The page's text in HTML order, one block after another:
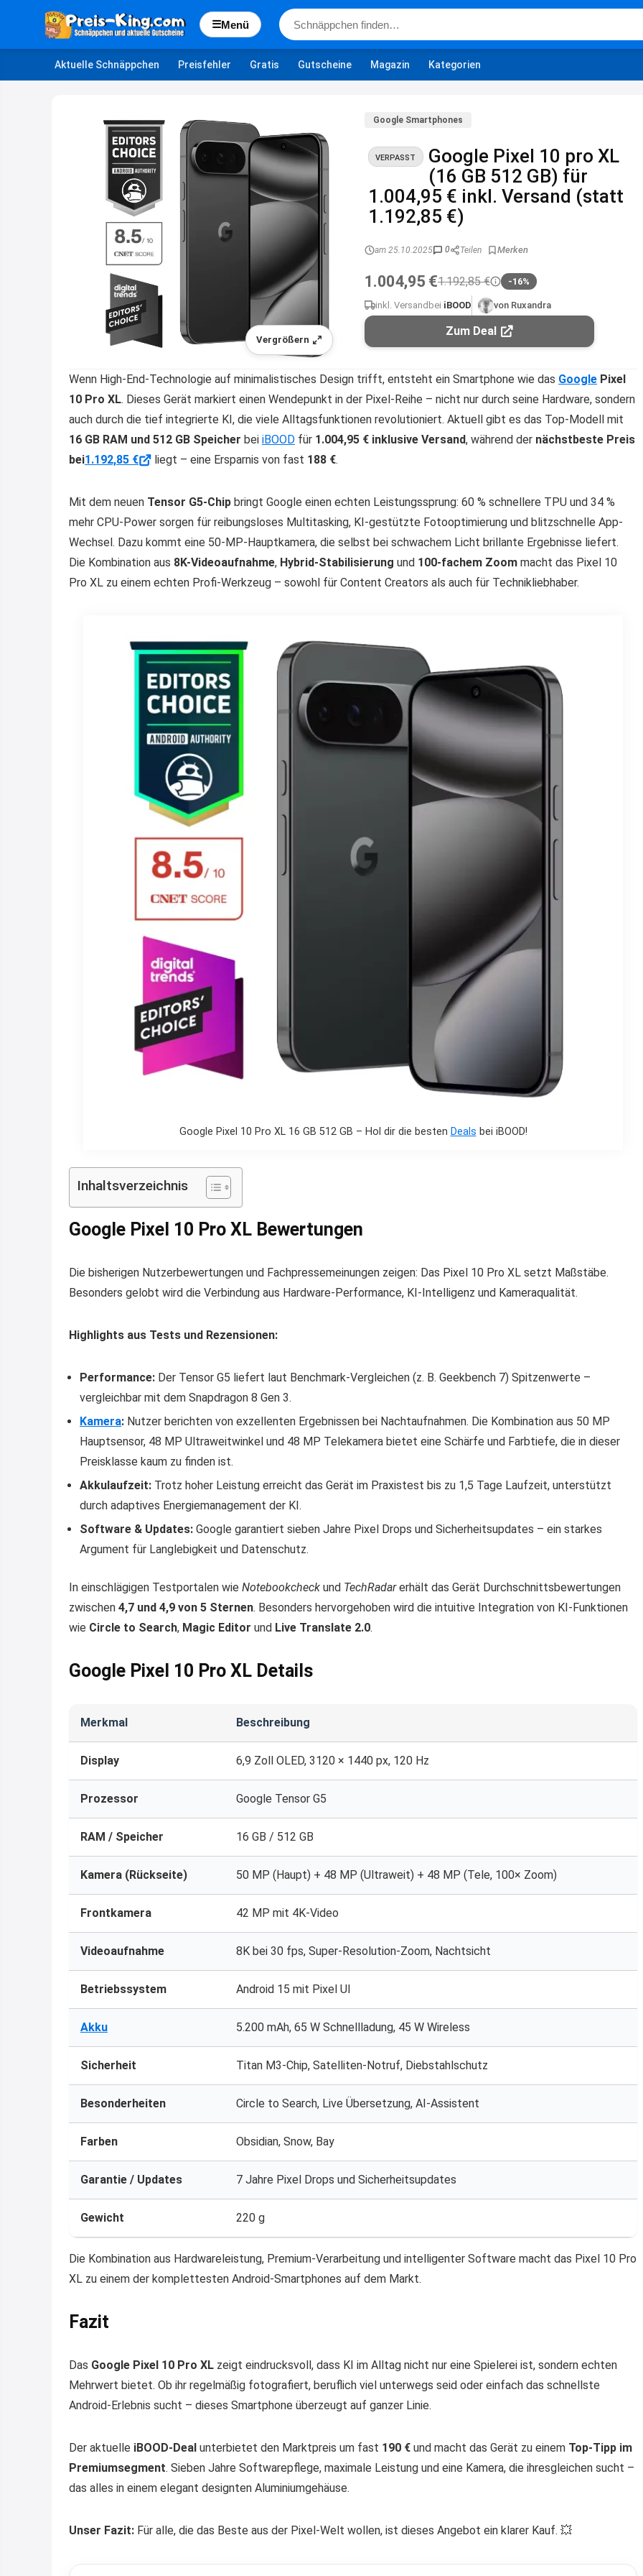
☰Menü
Aktuelle Schnäppchen Preisfehler Gratis Gutscheine Magazin Kategorien
Vergrößern
Google Smartphones
VERPASST
Google Pixel 10 pro XL
(16 GB 512 GB) für
1.004,95 € inkl. Versand (statt
1.192,85 €)
am 25.10.2025 0 Teilen
1.004,95 €1.192,85 € -16%
inkl. Versand bei iBOOD von Ruxandra
Zum Deal
Wenn High-End-Technologie auf minimalistisches Design trifft, entsteht ein Smartphone wie das Google Pixel
10 Pro XL. Dieses Gerät markiert einen Wendepunkt in der Pixel-Reihe – nicht nur durch seine Hardware, sondern
auch durch die tief integrierte KI, die viele Alltagsfunktionen revolutioniert. Aktuell gibt es das Top-Modell mit
16 GB RAM und 512 GB Speicher bei iBOOD für 1.004,95 € inklusive Versand, während der nächstbeste Preis
bei1.192,85 € liegt – eine Ersparnis von fast 188 €.
Mit dem neuen Tensor G5-Chip bringt Google einen echten Leistungssprung: 60 % schnellere TPU und 34 %
mehr CPU-Power sorgen für reibungsloses Multitasking, KI-gestützte Fotooptimierung und blitzschnelle App-
Wechsel. Dazu kommt eine 50-MP-Hauptkamera, die selbst bei schwachem Licht brillante Ergebnisse liefert.
Die Kombination aus 8K-Videoaufnahme, Hybrid-Stabilisierung und 100-fachem Zoom macht das Pixel 10
Pro XL zu einem echten Profi-Werkzeug – sowohl für Content Creators als auch für Technikliebhaber.
Google Pixel 10 Pro XL 16 GB 512 GB – Hol dir die besten Deals bei iBOOD!
Inhaltsverzeichnis
Google Pixel 10 Pro XL Bewertungen
Die bisherigen Nutzerbewertungen und Fachpressemeinungen zeigen: Das Pixel 10 Pro XL setzt Maßstäbe.
Besonders gelobt wird die Verbindung aus Hardware-Performance, KI-Intelligenz und Kameraqualität.
Highlights aus Tests und Rezensionen:
Performance: Der Tensor G5 liefert laut Benchmark-Vergleichen (z. B. Geekbench 7) Spitzenwerte –
vergleichbar mit dem Snapdragon 8 Gen 3.
Kamera: Nutzer berichten von exzellenten Ergebnissen bei Nachtaufnahmen. Die Kombination aus 50 MP
Hauptsensor, 48 MP Ultraweitwinkel und 48 MP Telekamera bietet eine Schärfe und Farbtiefe, die in dieser
Preisklasse kaum zu finden ist.
Akkulaufzeit: Trotz hoher Leistung erreicht das Gerät im Praxistest bis zu 1,5 Tage Laufzeit, unterstützt
durch adaptives Energiemanagement der KI.
Software & Updates: Google garantiert sieben Jahre Pixel Drops und Sicherheitsupdates – ein starkes
Argument für Langlebigkeit und Datenschutz.
In einschlägigen Testportalen wie Notebookcheck und TechRadarerhält das Gerät Durchschnittsbewertungen
zwischen 4,7 und 4,9 von 5 Sternen. Besonders hervorgehoben wird die intuitive Integration von KI-Funktionen
wie Circle to Search, Magic Editor und Live Translate 2.0.
Google Pixel 10 Pro XL Details
Merkmal Beschreibung
Display 6,9 Zoll OLED, 3120 × 1440 px, 120 Hz
Prozessor Google Tensor G5
RAM / Speicher 16 GB / 512 GB
Kamera (Rückseite) 50 MP (Haupt) + 48 MP (Ultraweit) + 48 MP (Tele, 100× Zoom)
Frontkamera 42 MP mit 4K-Video
Videoaufnahme 8K bei 30 fps, Super-Resolution-Zoom, Nachtsicht
Betriebssystem Android 15 mit Pixel UI
Akku 5.200 mAh, 65 W Schnellladung, 45 W Wireless
Sicherheit Titan M3-Chip, Satelliten-Notruf, Diebstahlschutz
Besonderheiten Circle to Search, Live Übersetzung, AI-Assistent
Farben Obsidian, Snow, Bay
Garantie / Updates 7 Jahre Pixel Drops und Sicherheitsupdates
Gewicht 220 g
Die Kombination aus Hardwareleistung, Premium-Verarbeitung und intelligenter Software macht das Pixel 10 Pro
XL zu einem der komplettesten Android-Smartphones auf dem Markt.
Fazit
Das Google Pixel 10 Pro XL zeigt eindrucksvoll, dass KI im Alltag nicht nur eine Spielerei ist, sondern echten
Mehrwert bietet. Ob ihr regelmäßig fotografiert, beruflich viel unterwegs seid oder einfach das schnellste
Android-Erlebnis sucht – dieses Smartphone überzeugt auf ganzer Linie.
Der aktuelle iBOOD-Deal unterbietet den Marktpreis um fast 190 € und macht das Gerät zu einem Top-Tipp im
Premiumsegment. Sieben Jahre Softwarepflege, maximale Leistung und eine Kamera, die ihresgleichen sucht –
das alles in einem elegant designten Aluminiumgehäuse.
Unser Fazit: Für alle, die das Beste aus der Pixel-Welt wollen, ist dieses Angebot ein klarer Kauf. 💥